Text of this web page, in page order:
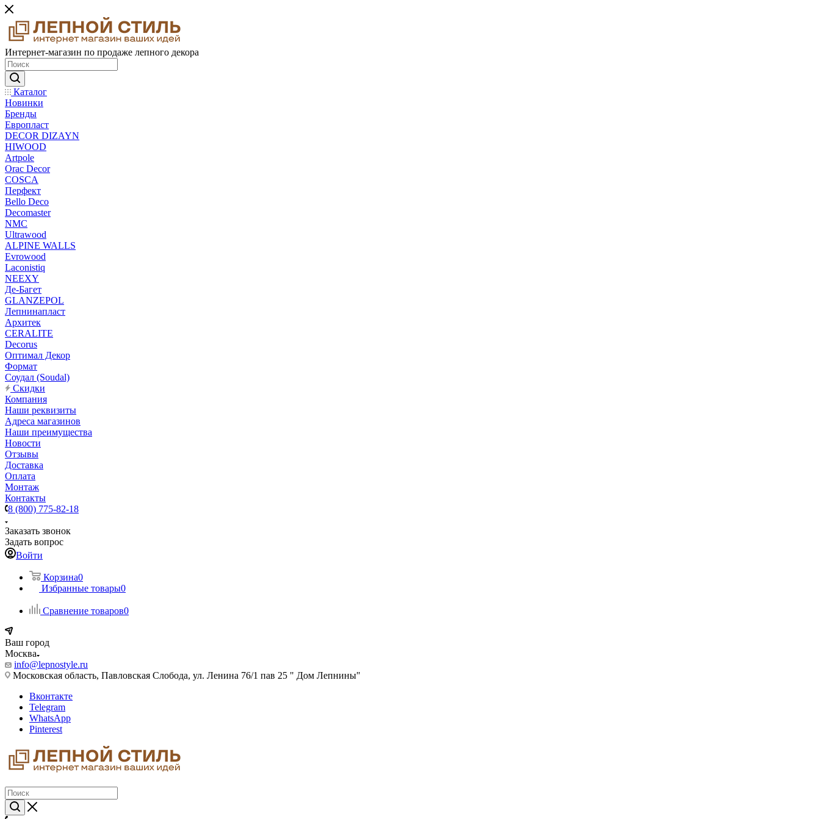
Интернет-магазин по продаже лепного декора
Каталог
Новинки
Бренды
Европласт
DECOR DIZAYN
HIWOOD
Artpole
Orac Decor
COSCA
Перфект
Bello Deco
Decomaster
NMС
Ultrawood
ALPINE WALLS
Evrowood
Laconistiq
NEEXY
Де-Багет
GLANZEPOL
Лепнинапласт
Архитек
CERALITE
Decorus
Оптимал Декор
Формат
Соудал (Soudal)
Скидки
Компания
Наши реквизиты
Адреса магазинов
Наши преимущества
Новости
Отзывы
Доставка
Оплата
Монтаж
Контакты
8 (800) 775-82-18
Заказать звонок
Задать вопрос
Войти
Корзина0
Избранные товары0
Сравнение товаров0
Ваш город
Москва
info@lepnostyle.ru
Московская область, Павловская Слобода, ул. Ленина 76/1 пав 25 " Дом Лепнины"
Вконтакте
Telegram
WhatsApp
Pinterest